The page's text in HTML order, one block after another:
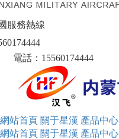
服務熱線
電話：15560174444
網站首頁 關于星漢 產品中心
網站首頁 關于星漢 產品中心